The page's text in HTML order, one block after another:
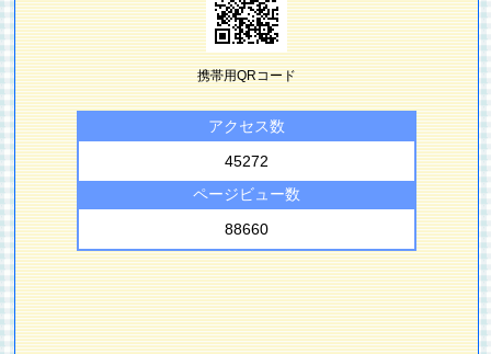
携帯用QRコード
アクセス数
45272
ページビュー数
88660